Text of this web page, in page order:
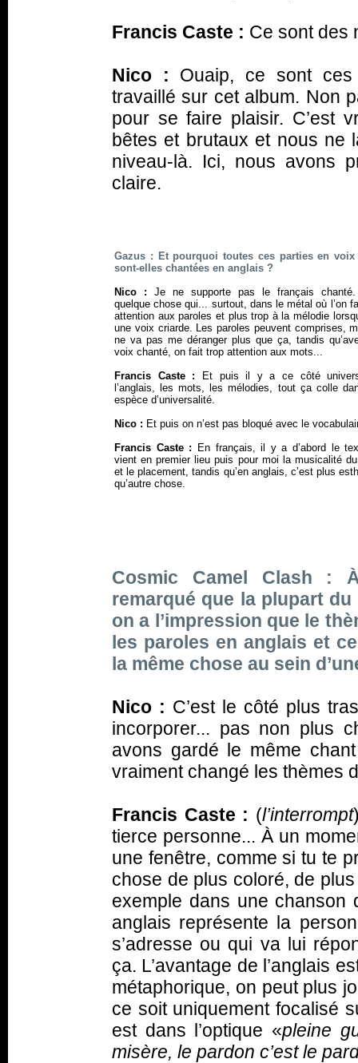
Francis Caste : Ce sont des
Nico : Ouaip, ce sont
travaillé sur cet album. Non
pour se faire plaisir. C’est
bêtes et brutaux et nous ne
niveau-là. Ici, nous avons
claire.
Gazus : Et pourquoi toutes ces parties en voix
sont-elles chantées en anglais ?
Nico : Je ne supporte pas le français chanté.
quelque chose qui... surtout, dans le métal où l’on
attention aux paroles et plus trop à la mélodie
une voix criarde. Les paroles peuvent comprises,
ne va pas me déranger plus que ça, tandis
voix chanté, on fait trop attention aux mots...
Francis Caste :
Et puis il y a ce côté
l’anglais, les mots, les mélodies, tout ça colle
espèce d’universalité.
Nico : Et puis on n’est pas bloqué avec le
Francis Caste : En français, il y a d’abord le
vient en premier lieu puis pour moi la musicalité
et le placement, tandis qu’en anglais, c’est plus
qu’autre chose.
Cosmic Camel Clash :
remarqué que la plupart
on a l’impression que le
les paroles en anglais et
la même chose au sein
Nico : C’est le côté plus
incorporer... pas non plus
avons gardé le même
vraiment changé les thèmes
Francis Caste : (l’interrompt
tierce personne... À un
une fenêtre, comme si tu te
chose de plus coloré, de
exemple dans une chanson
anglais représente la
s’adresse ou qui va lui
ça. L’avantage de l’anglais
métaphorique, on peut plus
ce soit uniquement focalisé
est dans l’optique «pleine
misère, le pardon c’est le